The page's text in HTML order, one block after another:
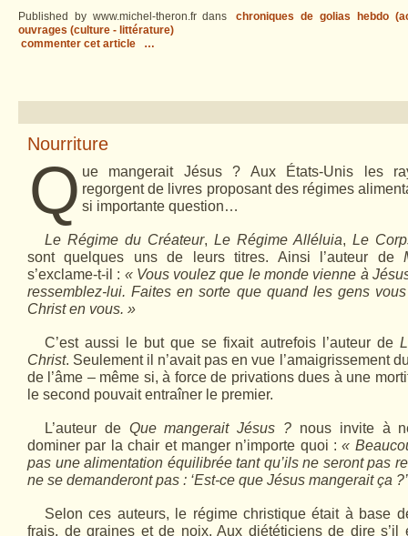
Published by www.michel-theron.fr dans
chroniques de golias hebdo
ouvrages (culture - littérature)
commenter cet article
…
Nourriture
Q ue mangerait Jésus ? Aux États-Unis les
regorgent de livres pro­posant des régimes
si importante question…
Le Régime du Créateur, Le Régime Alléluia, Le
sont quelques uns de leurs titres. Ainsi l’auteur de
s’exclame-t-il : « Vous voulez que le monde vien­ne à
ressemblez-lui. Faites en sorte que quand les gens
Christ en vous. »
C’est aussi le but que se fixait autrefois l’auteur de
Christ. Seulement il n’avait pas en vue l’amaigrissement
de l’âme – même si, à force de privations dues à une
le second pouvait entraîner le premier.
L’auteur de Que mangerait Jésus ? nous invite à
dominer par la chair et manger n’importe quoi :«
pas une alimentation équilibrée tant qu’ils ne seront pas
ne se demanderont pas : ‘Est-ce que Jésus mangerait ça
Selon ces auteurs, le régime christique était à base
frais, de graines et de noix. Aux diététiciens de dire s’il